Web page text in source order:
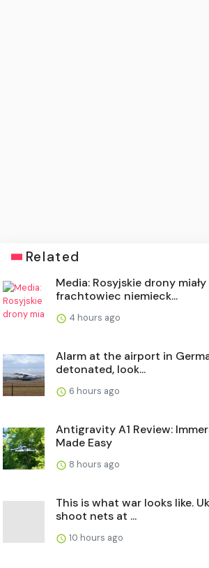
Related
Media: Rosyjskie drony
frachtowiec niemieck...
4 hours ago
Alarm at the airport in
detonated, look...
6 hours ago
Antigravity A1 Review:
Made Easy
8 hours ago
This is what war looks like.
shoot nets at ...
10 hours ago